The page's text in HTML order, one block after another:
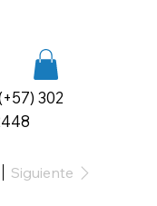
302
Siguiente